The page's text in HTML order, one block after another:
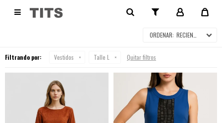
 VESTIDOS
RECIENTES
Filtrando por: Vestidos Talle L Quitar filtros